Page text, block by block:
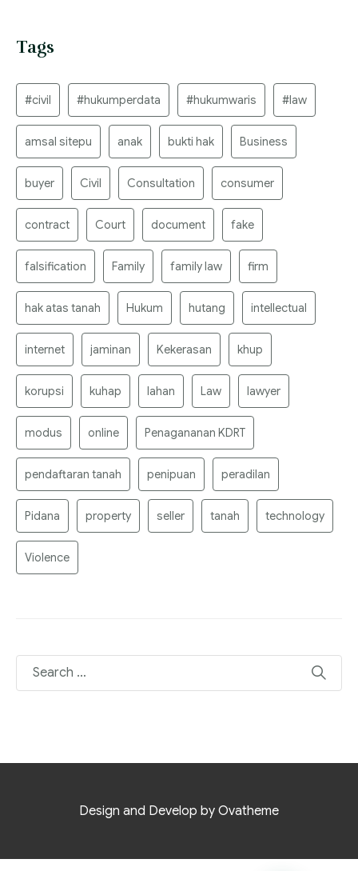
Tags
#civil #hukumperdata #hukumwaris #law
amsal sitepu anak bukti hak Business
buyer Civil Consultation consumer
contract Court document fake
falsification Family family law firm
hak atas tanah Hukum hutang intellectual
internet jaminan Kekerasan khup
korupsi kuhap lahan Law lawyer
modus online Penagananan KDRT
pendaftaran tanah penipuan peradilan
Pidana property seller tanah technology
Violence
Design and Develop by Ovatheme